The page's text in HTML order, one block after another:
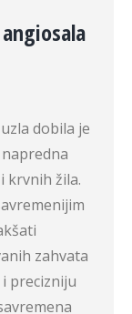
dobila je
krvnih žila.
zahvata
precizniju